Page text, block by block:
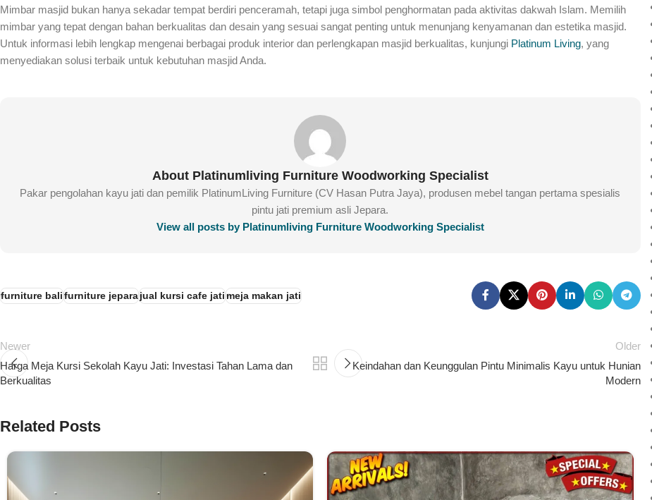
Mimbar masjid bukan hanya sekadar tempat berdiri penceramah, tetapi juga simbol penghormatan pada aktivitas dakwah Islam. Memilih
mimbar yang tepat dengan bahan berkualitas dan desain yang sesuai sangat penting untuk menunjang kenyamanan dan estetika masjid.
Untuk informasi lebih lengkap mengenai berbagai produk interior dan perlengkapan masjid berkualitas, kunjungi Platinum Living, yang
menyediakan solusi terbaik untuk kebutuhan masjid Anda.
About Platinumliving Furniture Woodworking Specialist
Pakar pengolahan kayu jati dan pemilik PlatinumLiving Furniture (CV Hasan Putra Jaya), produsen mebel tangan pertama spesialis
pintu jati premium asli Jepara.
View all posts by Platinumliving Furniture Woodworking Specialist
furniture bali furniture jeparajual kursi cafe jati meja makan jati
Newer
Harga Meja Kursi Sekolah Kayu Jati: Investasi Tahan Lama dan
Berkualitas
Older
Keindahan dan Keunggulan Pintu Minimalis Kayu untuk Hunian
Modern
Related Posts